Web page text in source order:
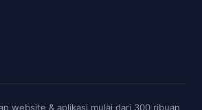
website & aplikasi mulai dari 300 ribuan